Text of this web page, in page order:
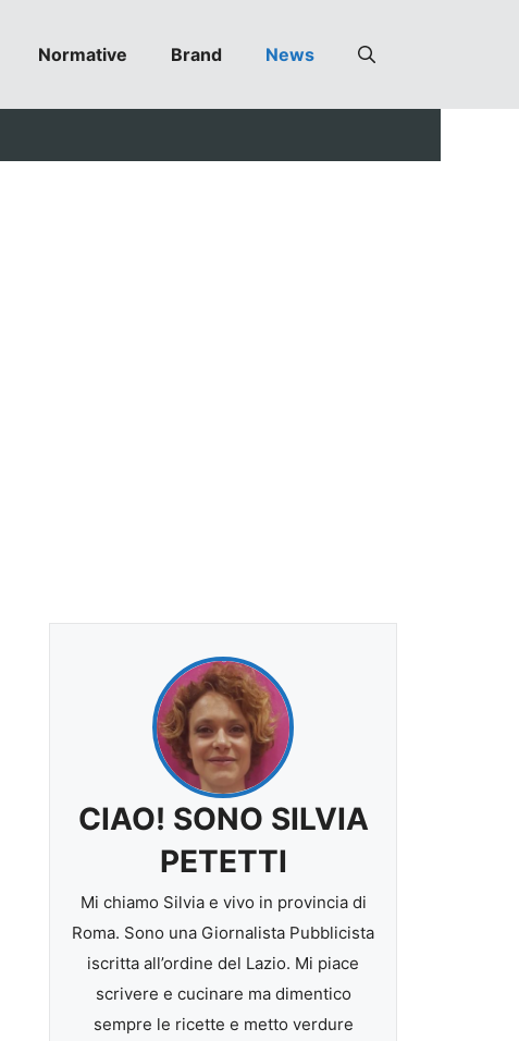
Normative Brand News
CIAO! SONO SILVIA
PETETTI
Mi chiamo Silvia e vivo in provincia di
Roma. Sono una Giornalista Pubblicista
iscritta all’ordine del Lazio. Mi piace
scrivere e cucinare ma dimentico
sempre le ricette e metto verdure